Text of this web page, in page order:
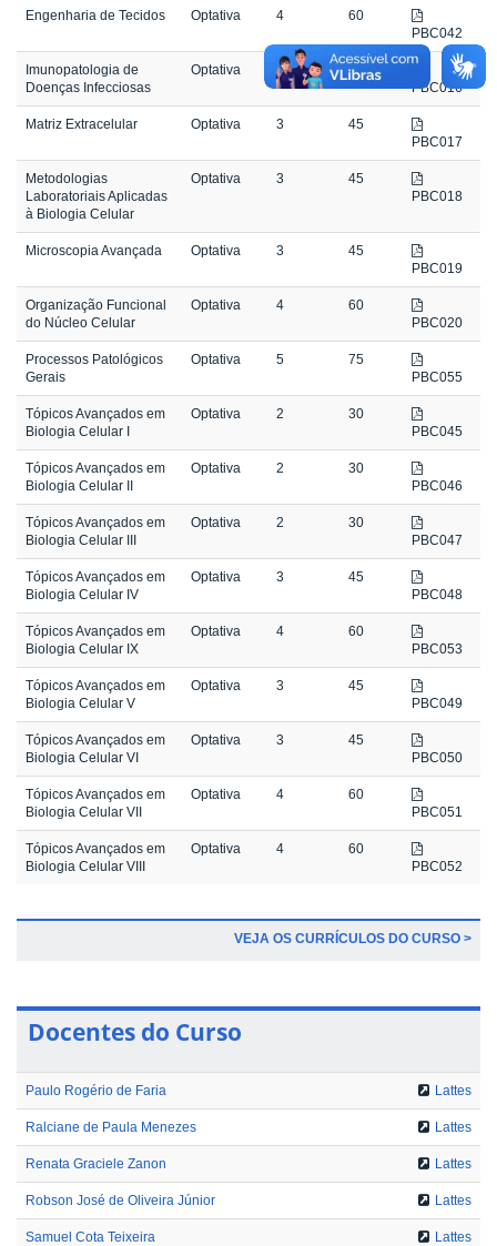
Engenharia de Tecidos Optativa 4
60
PBC042
Imunopatologia de
Doenças Infecciosas
Optativa 3
45
PBC016
Matriz Extracelular Optativa 3
45
PBC017
Metodologias
Laboratoriais Aplicadas
à Biologia Celular
Optativa 3
45
PBC018
Microscopia Avançada Optativa 3
45
PBC019
Organização Funcional
do Núcleo Celular
Optativa 4
60
PBC020
Processos Patológicos
Gerais
Optativa 5
75
PBC055
Tópicos Avançados em
Biologia Celular I
Optativa 2
30
PBC045
Tópicos Avançados em
Biologia Celular II
Optativa 2
30
PBC046
Tópicos Avançados em
Biologia Celular III
Optativa 2
30
PBC047
Tópicos Avançados em
Biologia Celular IV
Optativa 3
45
PBC048
Tópicos Avançados em
Biologia Celular IX
Optativa 4
60
PBC053
Tópicos Avançados em
Biologia Celular V
Optativa 3
45
PBC049
Tópicos Avançados em
Biologia Celular VI
Optativa 3
45
PBC050
Tópicos Avançados em
Biologia Celular VII
Optativa 4
60
PBC051
Tópicos Avançados em
Biologia Celular VIII
Optativa 4
60
PBC052
VEJA OS CURRÍCULOS DO CURSO >
Docentes do Curso
Paulo Rogério de Faria Lattes
Ralciane de Paula Menezes Lattes
Renata Graciele Zanon Lattes
Robson José de Oliveira Júnior Lattes
Samuel Cota Teixeira Lattes